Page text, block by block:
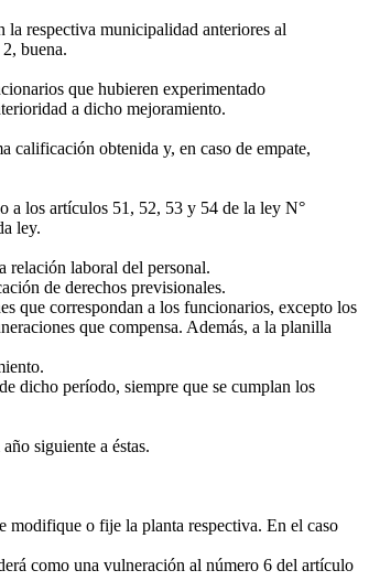
respectiva municipalidad anteriores al
buena.
que hubieren experimentado
a dicho mejoramiento.
calificación obtenida y, en caso de empate,
a los artículos 51, 52, 53 y 54 de la ley N°
ley.
relación laboral del personal.
de derechos previsionales.
que correspondan a los funcionarios, excepto los
que compensa. Además, a la planilla
dicho período, siempre que se cumplan los
siguiente a éstas.
modifique o fije la planta respectiva. En el caso
como una vulneración al número 6 del artículo